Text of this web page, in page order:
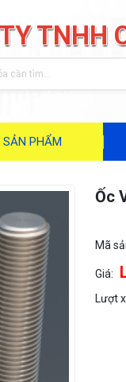
TNHH
SẢN PHẨM
Ốc
Mã
Giá:
Lượt